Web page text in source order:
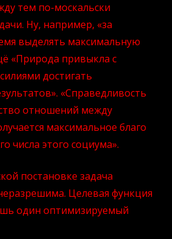
тем по-москальски
Ну, например, «за
выделять максимальную
«Природа привыкла с
достигать
«Справедливость
отношений между
максимальное благо
числа этого социума».
постановке задача
Целевая функция
один оптимизируемый